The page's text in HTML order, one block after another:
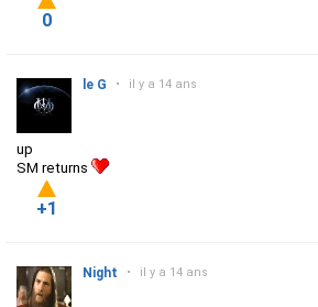
0
le G • il y a 14 ans
up
SM returns
+1
Night • il y a 14 ans